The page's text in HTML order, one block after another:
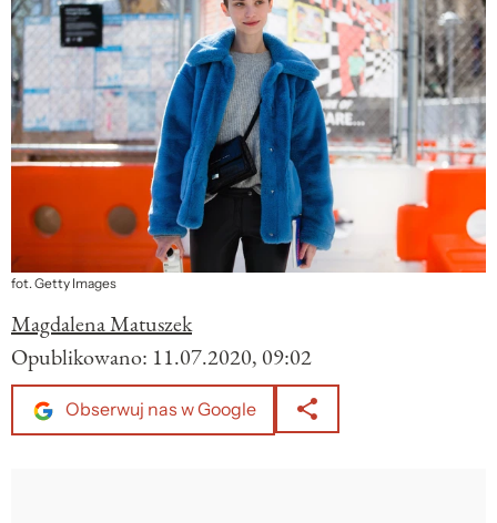
fot. Getty Images
Magdalena Matuszek
Opublikowano: 11.07.2020, 09:02
Obserwuj nas w Google